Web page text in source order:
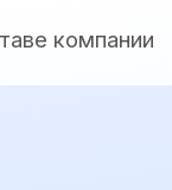
компании